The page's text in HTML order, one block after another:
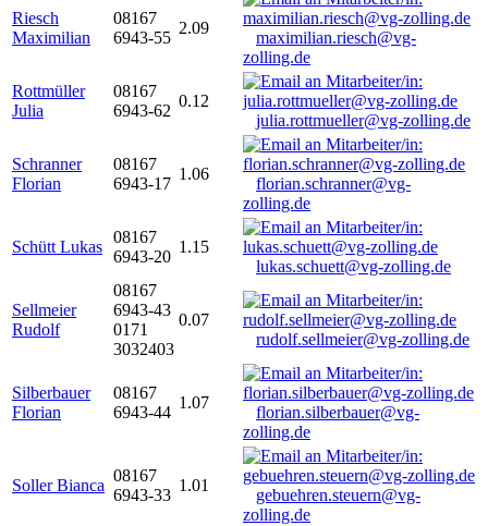
Riesch
Maximilian
08167
6943-55
2.09
maximilian.riesch@vg-
zolling.de
Rottmüller
Julia
08167
6943-62
0.12
julia.rottmueller@vg-zolling.de
Schranner
Florian
08167
6943-17
1.06
florian.schranner@vg-
zolling.de
Schütt Lukas
08167
6943-20
1.15
lukas.schuett@vg-zolling.de
Sellmeier
Rudolf
08167
6943-43
0171
3032403
0.07
rudolf.sellmeier@vg-zolling.de
Silberbauer
Florian
08167
6943-44
1.07
florian.silberbauer@vg-
zolling.de
Soller Bianca
08167
6943-33
1.01
gebuehren.steuern@vg-
zolling.de